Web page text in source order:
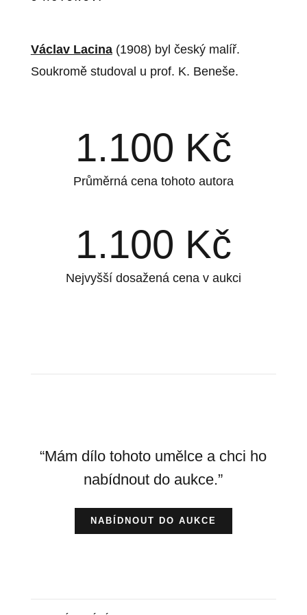
Václav Lacina(1908) byl český malíř.
Soukromě studoval u prof. K. Beneše.
1.100 Kč
Průměrná cena tohoto autora
1.100 Kč
Nejvyšší dosažená cena v aukci
“Mám dílo tohoto umělce a chci ho
nabídnout do aukce.”
NABÍDNOUT DO AUKCE